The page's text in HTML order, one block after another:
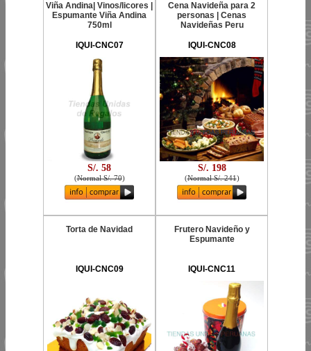
Viña Andina| Vinos/licores |
Espumante Viña Andina
750ml
IQUI-CNC07
S/. 58
(Normal S/. 70)
Cena Navideña para 2
personas | Cenas
Navideñas Peru
IQUI-CNC08
S/. 198
(Normal S/. 241)
Torta de Navidad
IQUI-CNC09
Frutero Navideño y
Espumante
IQUI-CNC11